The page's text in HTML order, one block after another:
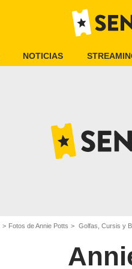
NOTICIAS
Fotos de Annie Potts Golfas, Cursis y